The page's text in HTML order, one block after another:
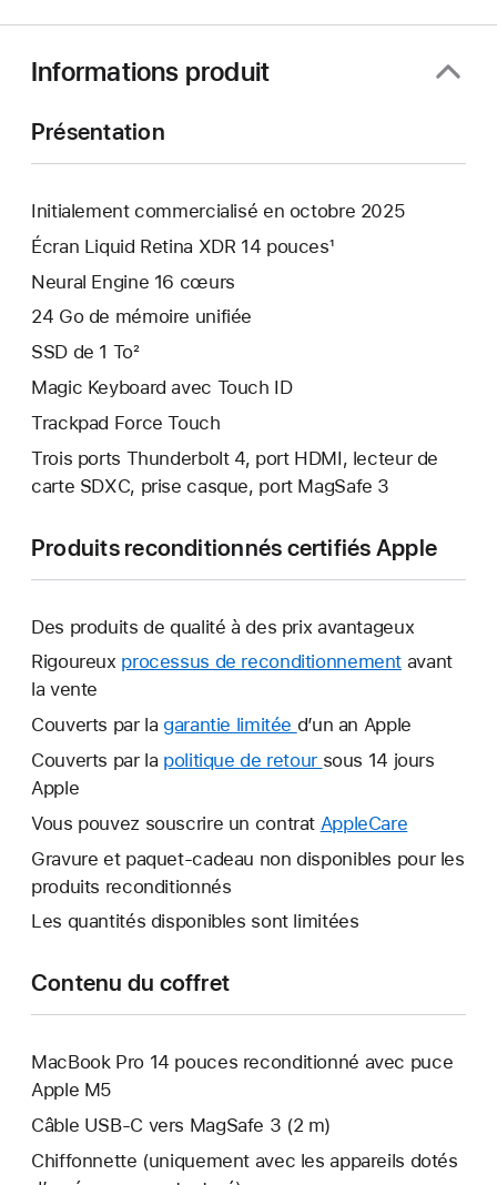
Informations produit
Présentation
Initialement commercialisé en octobre 2025
Écran Liquid Retina XDR 14 pouces¹
Neural Engine 16 cœurs
24 Go de mémoire unifiée
SSD de 1 To²
Magic Keyboard avec Touch ID
Trackpad Force Touch
Trois ports Thunderbolt 4, port HDMI, lecteur de
carte SDXC, prise casque, port MagSafe 3
Produits reconditionnés certifiés Apple
Des produits de qualité à des prix avantageux
Rigoureux processus de reconditionnement avant
la vente
Couverts par la garantie limitée Une
nouvelle
d’un an Apple
Couverts par la politique de retour Une
fenêtre
sous 14 jours
Apple
Vous pouvez souscrire un contrat AppleCare
nouvelle
Gravure et paquet-cadeau non disponibles pour les
produits reconditionnés
Les quantités disponibles sont limitées
Contenu du coffret
MacBook Pro 14 pouces reconditionné avec puce
Apple M5
Câble USB-C vers MagSafe 3 (2 m)
Chiffonnette (uniquement avec les appareils dotés